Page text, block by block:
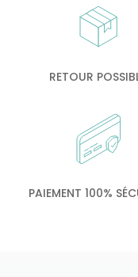
RETOUR
PAIEMENT 100%